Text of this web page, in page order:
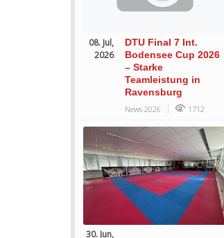
08. Jul,
2026
DTU Final 7 Int.
Bodensee Cup 2026
– Starke
Teamleistung in
Ravensburg
News 2026 1712
30. Jun,